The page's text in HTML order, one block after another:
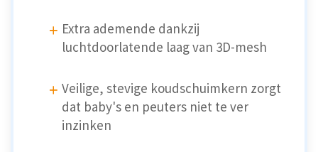
Extra ademende dankzij
luchtdoorlatende laag van 3D-mesh
Veilige, stevige koudschuimkern zorgt
dat baby's en peuters niet te ver
inzinken